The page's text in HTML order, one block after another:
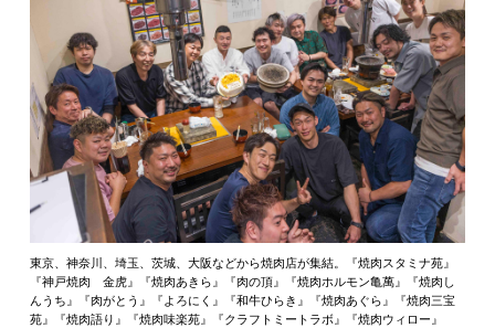
東京、神奈川、埼玉、茨城、大阪などから焼肉店が集結。『焼肉スタミナ苑』
『神戸焼肉 金虎』『焼肉あきら』『肉の頂』『焼肉ホルモン亀萬』『焼肉し
んうち』『肉がとう』『よろにく』『和牛ひらき』『焼肉あぐら』『焼肉三宝
苑』『焼肉語り』『焼肉味楽苑』『クラフトミートラボ』『焼肉ウィロー』